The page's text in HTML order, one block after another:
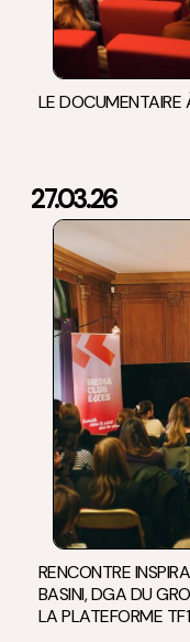
LE DOCUMENTAIRE
27.03.26
RENCONTRE
BASINI, DGA DU
LA PLATEFORME